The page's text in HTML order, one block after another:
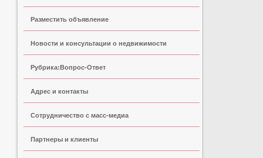
Разместить объявление
Новости и консультации о недвижимости
Рубрика:Вопрос-Ответ
Адрес и контакты
Сoтрудничество с масс-медиа
Партнеры и клиенты